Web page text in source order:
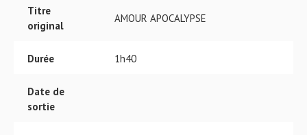
Titre
original
AMOUR APOCALYPSE
Durée 1h40
Date de
sortie